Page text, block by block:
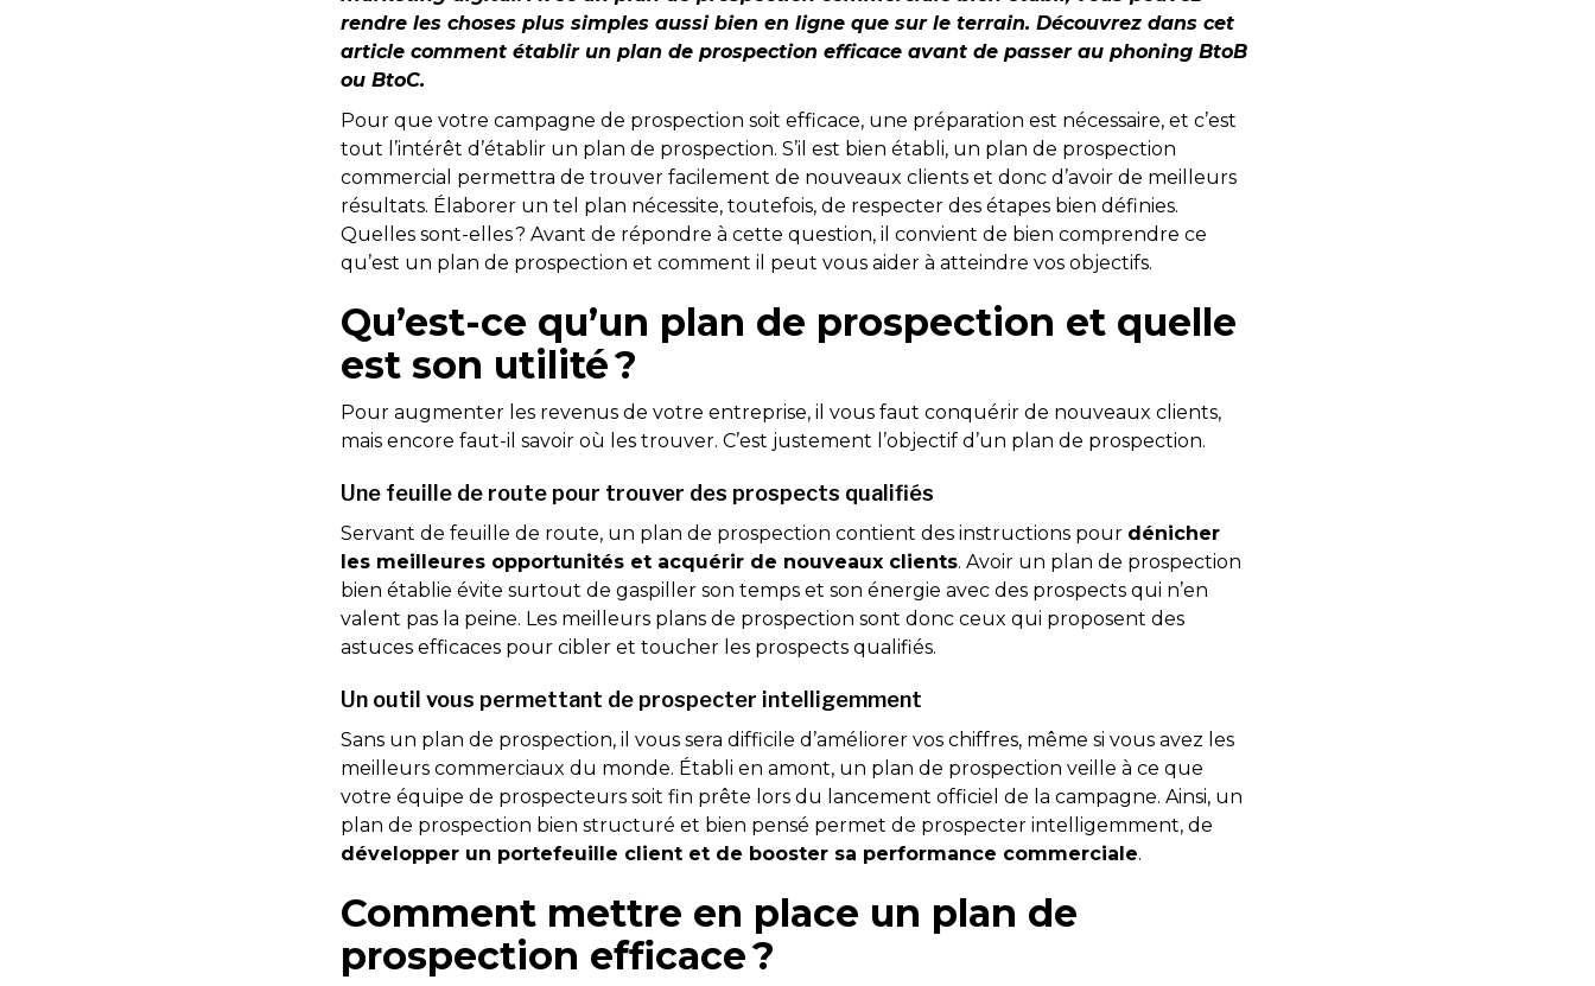
rendre les choses plus simples aussi bien en ligne que sur le terrain. Découvrez dans cet
article comment établir un plan de prospection efficace avant de passer au phoning BtoB
ou BtoC.
Pour que votre campagne de prospection soit efficace, une préparation est nécessaire, et c’est
tout l’intérêt d’établir un plan de prospection. S’il est bien établi, un plan de prospection
commercial permettra de trouver facilement de nouveaux clients et donc d’avoir de meilleurs
résultats. Élaborer un tel plan nécessite, toutefois, de respecter des étapes bien définies.
Quelles sont-elles ? Avant de répondre à cette question, il convient de bien comprendre ce
qu’est un plan de prospection et comment il peut vous aider à atteindre vos objectifs.
Qu’est-ce qu’un plan de prospection et quelle
est son utilité ?
Pour augmenter les revenus de votre entreprise, il vous faut conquérir de nouveaux clients,
mais encore faut-il savoir où les trouver. C’est justement l’objectif d’un plan de prospection.
Une feuille de route pour trouver des prospects qualifiés
Servant de feuille de route, un plan de prospection contient des instructions pour dénicher
les meilleures opportunités et acquérir de nouveaux clients. Avoir un plan de prospection
bien établie évite surtout de gaspiller son temps et son énergie avec des prospects qui n’en
valent pas la peine. Les meilleurs plans de prospection sont donc ceux qui proposent des
astuces efficaces pour cibler et toucher les prospects qualifiés.
Un outil vous permettant de prospecter intelligemment
Sans un plan de prospection, il vous sera difficile d’améliorer vos chiffres, même si vous avez les
meilleurs commerciaux du monde. Établi en amont, un plan de prospection veille à ce que
votre équipe de prospecteurs soit fin prête lors du lancement officiel de la campagne. Ainsi, un
plan de prospection bien structuré et bien pensé permet de prospecter intelligemment, de
développer un portefeuille client et de booster sa performance commerciale.
Comment mettre en place un plan de
prospection efficace ?